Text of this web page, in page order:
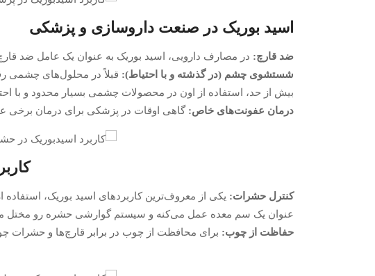
اسید بوریک در صنعت داروسازی و پزشکی
ضد قارچ: در مصارف دارویی، اسید بوریک به عنوان یک عامل ضد
شستشوی چشم (در گذشته و با احتیاط): قبلاً در محلول‌های چشمی
بیش از حد، استفاده از اون در محصولات چشمی بسیار محدود و با
درمان عفونت‌های خاص: گاهی اوقات در پزشکی برای درمان برخی
کنترل حشرات: یکی از معروف‌ترین کاربردهای اسید بوریک،
عنوان یک سم معده عمل می‌کنه و سیستم گوارشی حشره رو مختل
حفاظت از چوب: برای محافظت از چوب در برابر قارچ‌ها و حشرات